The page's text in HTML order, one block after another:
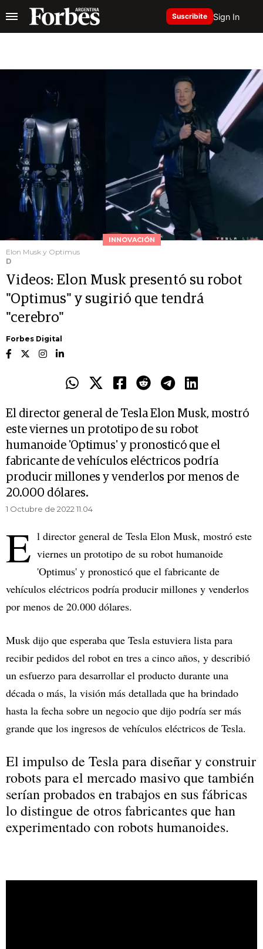
Suscribite Sign In
INNOVACIÓN
Elon Musk y Optimus
D
Videos: Elon Musk presentó su robot
"Optimus" y sugirió que tendrá
"cerebro"
Forbes Digital
El director general de Tesla Elon Musk, mostró
este viernes un prototipo de su robot
humanoide 'Optimus' y pronosticó que el
fabricante de vehículos eléctricos podría
producir millones y venderlos por menos de
20.000 dólares.
1 Octubre de 2022 11.04
E l director general de Tesla Elon Musk, mostró este
viernes un prototipo de su robot humanoide
'Optimus' y pronosticó que el fabricante de
vehículos eléctricos podría producir millones y venderlos
por menos de 20.000 dólares.
Musk dijo que esperaba que Tesla estuviera lista para
recibir pedidos del robot en tres a cinco años, y describió
un esfuerzo para desarrollar el producto durante una
década o más, la visión más detallada que ha brindado
hasta la fecha sobre un negocio que dijo podría ser más
grande que los ingresos de vehículos eléctricos de Tesla.
El impulso de Tesla para diseñar y construir
robots para el mercado masivo que también
serían probados en trabajos en sus fábricas
lo distingue de otros fabricantes que han
experimentado con robots humanoides.